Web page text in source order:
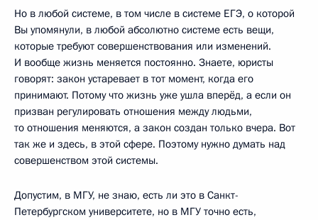
Но в любой системе, в том числе в системе ЕГЭ, о которой
Вы упомянули, в любой абсолютно системе есть вещи,
которые требуют совершенствования или изменений.
И вообще жизнь меняется постоянно. Знаете, юристы
говорят: закон устаревает в тот момент, когда его
принимают. Потому что жизнь уже ушла вперёд, а если он
призван регулировать отношения между людьми,
то отношения меняются, а закон создан только вчера. Вот
так же и здесь, в этой сфере. Поэтому нужно думать над
совершенством этой системы.
Допустим, в МГУ, не знаю, есть ли это в Санкт-
Петербургском университете, но в МГУ точно есть,